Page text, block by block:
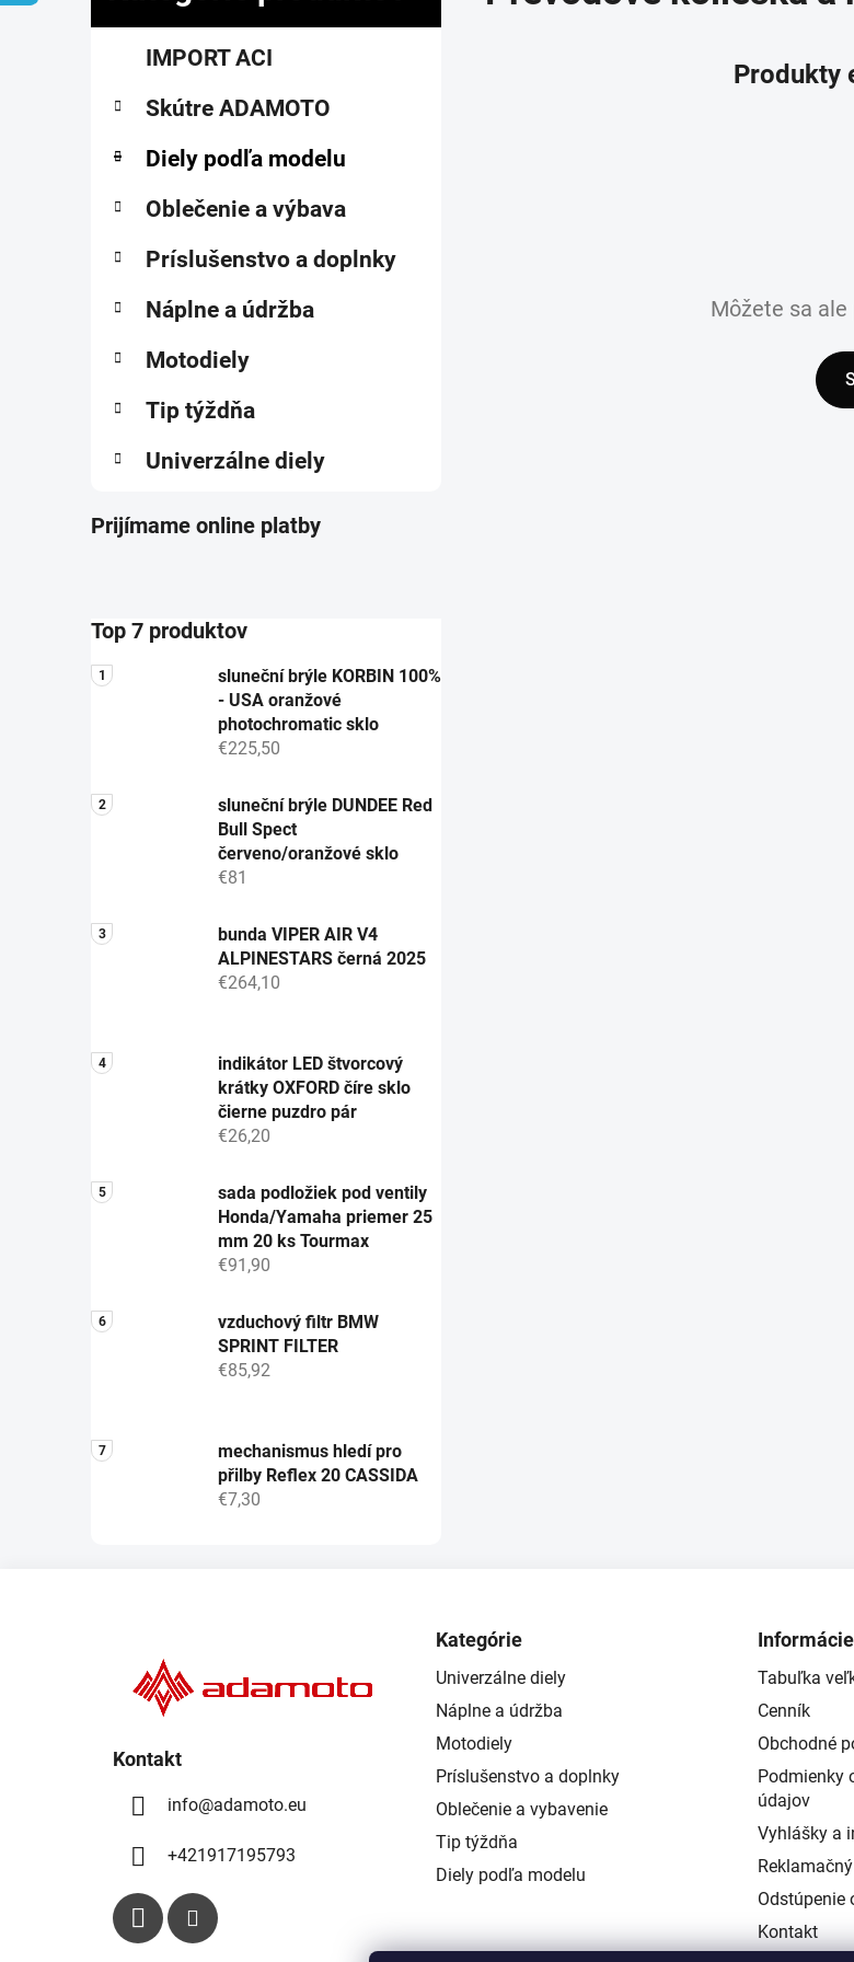
č
kategórieIMPORT ACI
Skútre ADAMOTO
Diely podľa modelu
Oblečenie a výbava
Príslušenstvo a doplnky
Náplne a údržba
Motodiely
Tip týždňa
Univerzálne diely
Prijímame online platby
Top 7 produktov
sluneční brýle KORBIN 100%
- USA oranžové
photochromatic sklo
€225,50
sluneční brýle DUNDEE Red
Bull Spect
červeno/oranžové sklo
€81
bunda VIPER AIR V4
ALPINESTARS černá 2025
€264,10
indikátor LED štvorcový
krátky OXFORD číre sklo
čierne puzdro pár
€26,20
sada podložiek pod ventily
Honda/Yamaha priemer 25
mm 20 ks Tourmax
€91,90
vzduchový filtr BMW
SPRINT FILTER
€85,92
mechanismus hledí pro
přilby Reflex 20 CASSIDA
€7,30
Produkty
Môžete sa
Kontakt
info@adamoto.eu
+421917195793
Kategórie
Univerzálne diely
Náplne a údržba
Motodiely
Príslušenstvo a doplnky
Oblečenie a vybavenie
Tip týždňa
Diely podľa modelu
Tabuľka
Cenník
Obchodné
Podmienky
údajov
Vyhlášky a
Odstúpenie
Kontakt